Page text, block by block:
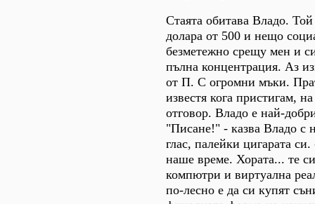
Стаята обитава Владо.
долара от 500 и нещо
безметежно срещу мен и
пълна концентрация. Аз
от П. С огромни мъки.
известя кога пристигам,
отговор. Владо е най-
"Писане!" - казва Владо с
глас, палейки цигарата
наше време. Хората... те
компютри и виртуална
по-лесно е да си купят